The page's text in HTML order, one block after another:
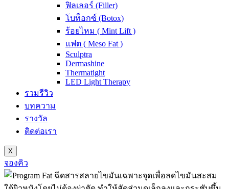
ฟิลเลอร์ (Filler)
โบท็อกซ์ (Botox)
ร้อยไหม ( Mint Lift )
แฟต ( Meso Fat )
Sculptra
Dermashine
Thermatight
LED Light Therapy
รวมรีวิว
บทความ
รางวัล
ติดต่อเรา
X
จองคิว